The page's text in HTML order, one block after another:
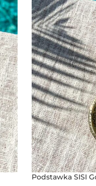
Podstawka SISI